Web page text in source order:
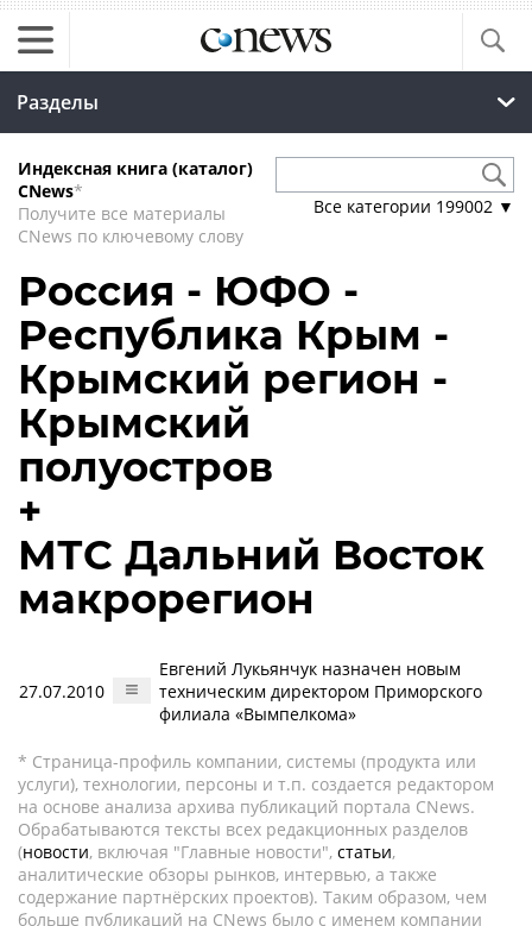
Разделы
Индексная книга (каталог)
CNews*
Получите все материалы
CNews по ключевому слову
Все категории 199002 ▼
Россия - ЮФО -
Республика Крым -
Крымский регион -
Крымский
полуостров
+
МТС Дальний Восток
макрорегион
27.07.2010
Евгений Лукьянчук назначен новым
техническим директором Приморского
филиала «Вымпелкома»
* Страница-профиль компании, системы (продукта или
услуги), технологии, персоны и т.п. создается редактором
на основе анализа архива публикаций портала CNews.
Обрабатываются тексты всех редакционных разделов
(новости, включая "Главные новости", статьи,
аналитические обзоры рынков, интервью, а также
содержание партнёрских проектов). Таким образом, чем
больше публикаций на CNews было с именем компании